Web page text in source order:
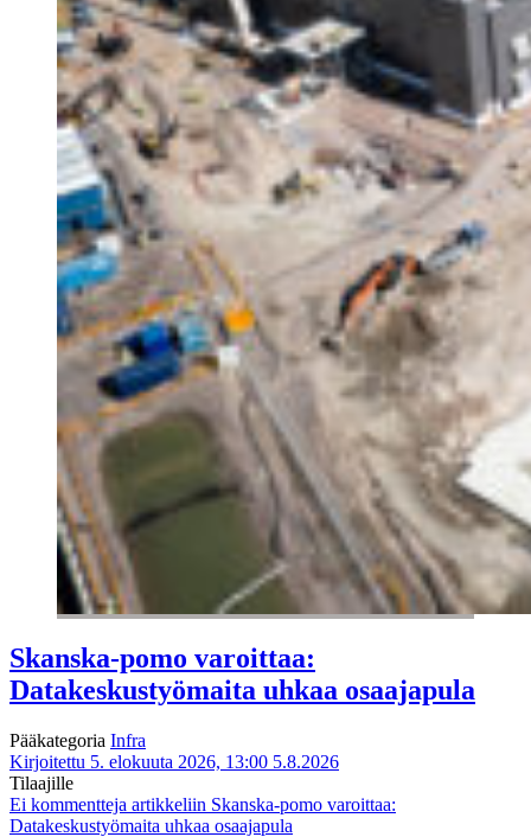
Skanska-pomo varoittaa:
Datakeskustyömaita uhkaa osaajapula
Pääkategoria Infra
Kirjoitettu 5. elokuuta 2026, 13:00 5.8.2026
Tilaajille
Ei kommentteja artikkeliin Skanska-pomo varoittaa:
Datakeskustyömaita uhkaa osaajapula